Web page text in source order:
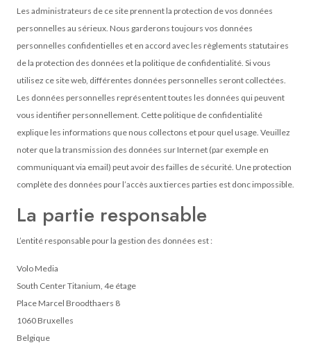
Les administrateurs de ce site prennent la protection de vos données
personnelles au sérieux. Nous garderons toujours vos données
personnelles confidentielles et en accord avec les règlements statutaires
de la protection des données et la politique de confidentialité. Si vous
utilisez ce site web, différentes données personnelles seront collectées.
Les données personnelles représentent toutes les données qui peuvent
vous identifier personnellement. Cette politique de confidentialité
explique les informations que nous collectons et pour quel usage. Veuillez
noter que la transmission des données sur Internet (par exemple en
communiquant via email) peut avoir des failles de sécurité. Une protection
complète des données pour l’accès aux tierces parties est donc impossible.
La partie responsable
L’entité responsable pour la gestion des données est :
Volo Media
South Center Titanium, 4e étage
Place Marcel Broodthaers 8
1060 Bruxelles
Belgique